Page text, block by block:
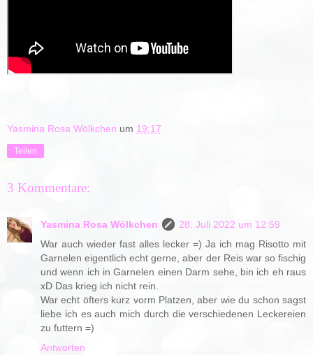
Yasmina Rosa Wölkchen um 19:17
Teilen
3 Kommentare:
Yasmina Rosa Wölkchen
28. Juli 2022 um 12:59
War auch wieder fast alles lecker =) Ja ich mag Risotto mit
Garnelen eigentlich echt gerne, aber der Reis war so fischig
und wenn ich in Garnelen einen Darm sehe, bin ich eh raus
xD Das krieg ich nicht rein.
War echt öfters kurz vorm Platzen, aber wie du schon sagst
liebe ich es auch mich durch die verschiedenen Leckereien
zu futtern =)
Antworten